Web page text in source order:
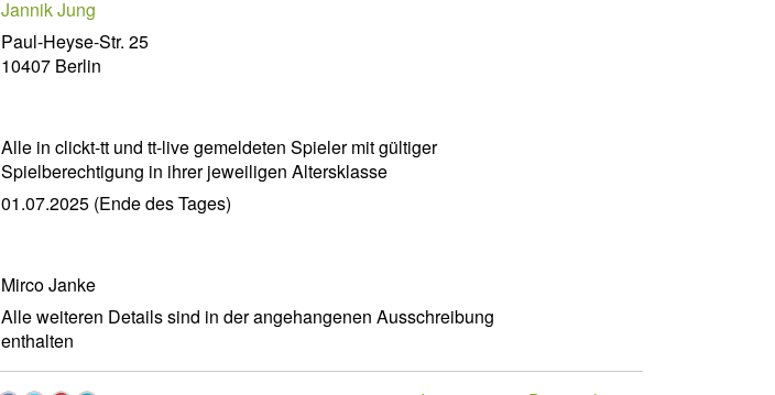
Jannik Jung
Paul-Heyse-Str. 25
10407 Berlin
Alle in clickt-tt und tt-live gemeldeten Spieler mit gültiger
Spielberechtigung in ihrer jeweiligen Altersklasse
01.07.2025 (Ende des Tages)
Mirco Janke
Alle weiteren Details sind in der angehangenen Ausschreibung
enthalten